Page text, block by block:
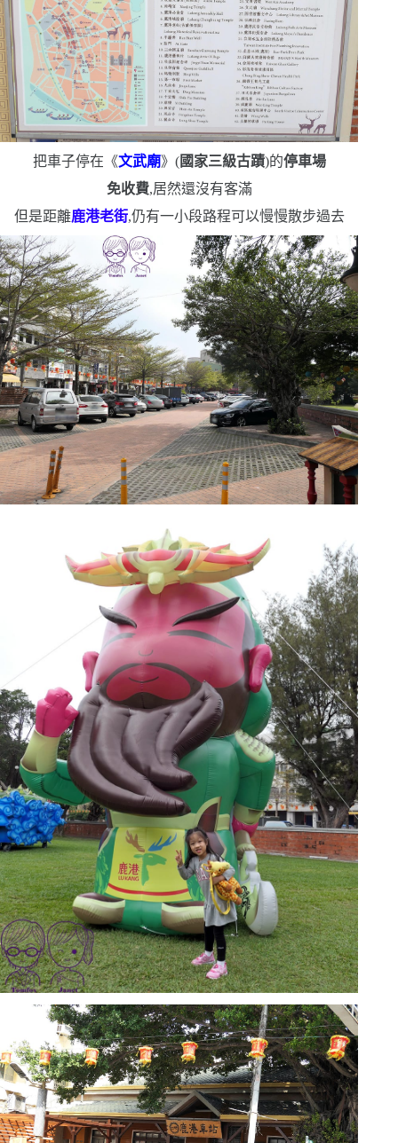
把車子停在《文武廟》 (國家三級古蹟)的停車場
免收費,居然還沒有客滿
但是距離鹿港老街,仍有一小段路程可以慢慢散步過去